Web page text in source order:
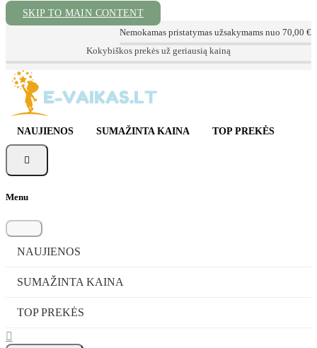
SKIP TO MAIN CONTENT
Nemokamas pristatymas užsakymams nuo 70,00 €
📞 Konsultacija tel. +370 620 72999✉ info@e-vaikas.lt📦 Sekite Užsakymą
NAUJIENOS SUMAŽINTA KAINA TOP PREKĖS

Menu
NAUJIENOS
SUMAŽINTA KAINA
TOP PREKĖS
